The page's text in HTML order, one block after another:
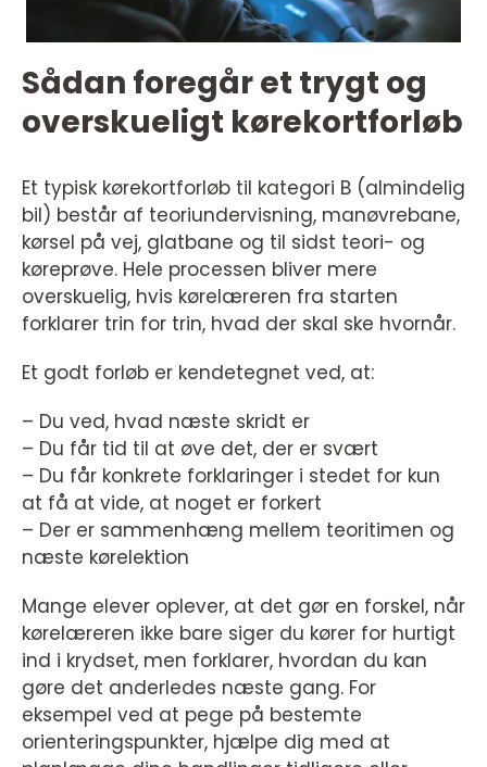
Sådan foregår et trygt og
overskueligt kørekortforløb
Et typisk kørekortforløb til kategori B (almindelig
bil) består af teoriundervisning, manøvrebane,
kørsel på vej, glatbane og til sidst teori- og
køreprøve. Hele processen bliver mere
overskuelig, hvis kørelæreren fra starten
forklarer trin for trin, hvad der skal ske hvornår.
Et godt forløb er kendetegnet ved, at:
– Du ved, hvad næste skridt er
– Du får tid til at øve det, der er svært
– Du får konkrete forklaringer i stedet for kun
at få at vide, at noget er forkert
– Der er sammenhæng mellem teoritimen og
næste kørelektion
Mange elever oplever, at det gør en forskel, når
kørelæreren ikke bare siger du kører for hurtigt
ind i krydset, men forklarer, hvordan du kan
gøre det anderledes næste gang. For
eksempel ved at pege på bestemte
orienteringspunkter, hjælpe dig med at